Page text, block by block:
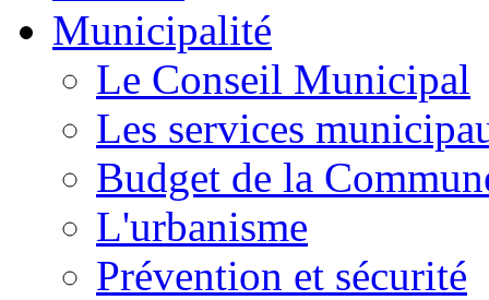
Municipalité
Le Conseil Municipal
Les services
Budget de la
L'urbanisme
Prévention et sécurité